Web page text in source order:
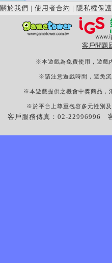
關於我們 | 使用者合約 | 隱私權保護
客戶問題
※本遊戲為免費使用，遊戲
※請注意遊戲時間，避免
※本遊戲提供之機會中獎商品，
※於平台上尊重包容多元性別
客戶服務傳真：02-22996996